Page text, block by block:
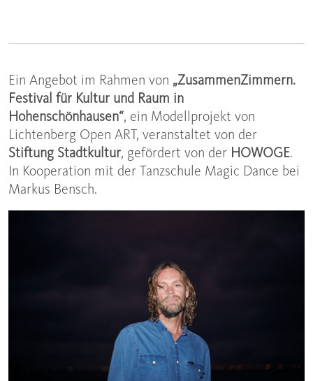
Ein Angebot im Rahmen von „ZusammenZimmern.
Festival für Kultur und Raum in
Hohenschönhausen“, ein Modellprojekt von
Lichtenberg Open ART, veranstaltet von der
Stiftung Stadtkultur, gefördert von der HOWOGE.
In Kooperation mit der Tanzschule Magic Dance bei
Markus Bensch.